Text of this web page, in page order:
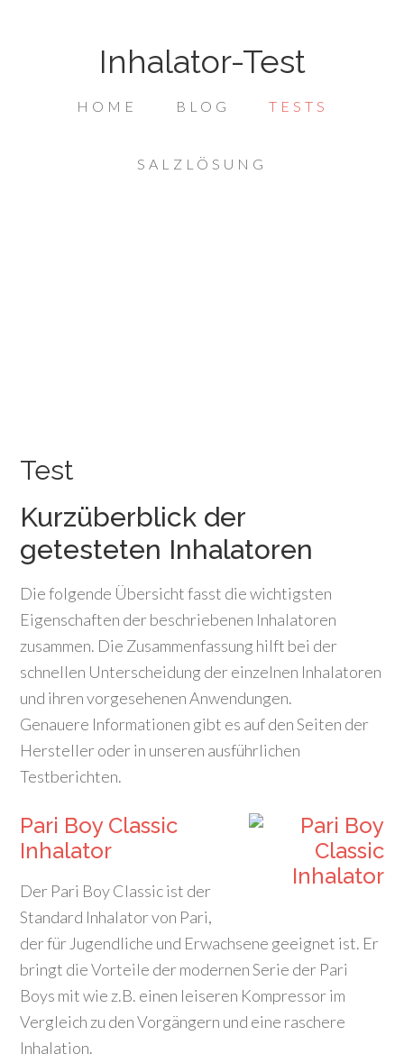
Inhalator-Test
HOME BLOG TESTS
SALZLÖSUNG
Test
Kurzüberblick der
getesteten Inhalatoren
Die folgende Übersicht fasst die wichtigsten
Eigenschaften der beschriebenen Inhalatoren
zusammen. Die Zusammenfassung hilft bei der
schnellen Unterscheidung der einzelnen Inhalatoren
und ihren vorgesehenen Anwendungen.
Genauere Informationen gibt es auf den Seiten der
Hersteller oder in unseren ausführlichen
Testberichten.
Pari Boy Classic
Inhalator
Der Pari Boy Classic ist der
Standard Inhalator von Pari,
der für Jugendliche und Erwachsene geeignet ist. Er
bringt die Vorteile der modernen Serie der Pari
Boys mit wie z.B. einen leiseren Kompressor im
Vergleich zu den Vorgängern und eine raschere
Inhalation.